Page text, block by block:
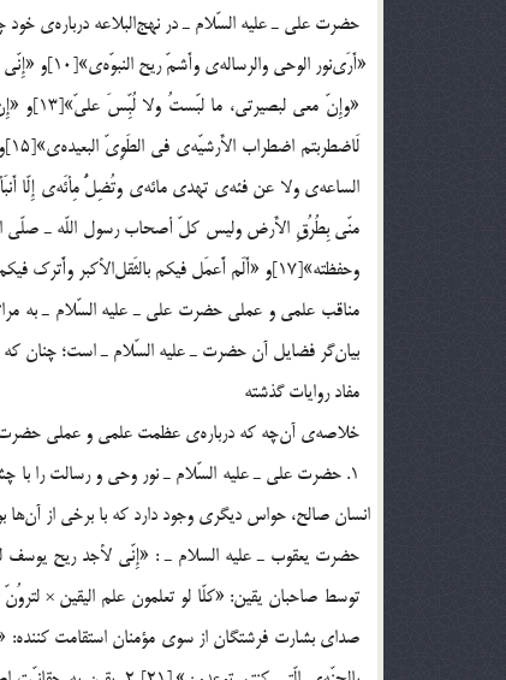
حضرت علي ـ عليه السّلام ـ در نهج‎البلاعه درباره‌ي خود چنين فرمود:
منّى بِطُرُقِ الأَرض وليس كلّ أصحاب رسول اللّه ـ صلّي
وحفظته»[17]و «أَلَم أََعمَل فيكم بالثَقل‎الأكبر وأََترك فيكم الثقلَ‎الأََصغر»[18].
بيان‎گر فضايل آن حضرت ـ عليه السّلام ـ است؛ چنان كه فضايل مزبور، بيش از منقول آن است.
مفاد روايات گذشته
خلاصه‌ي آن‎چه كه درباره‌ي عظمت علمي و عملي حضرت علي ـ عليه السّلام ـ نقل شد، عبارت است از:
صداي بشارت فرشتگان از سوي مؤمنان استقامت كننده: «إِنّ